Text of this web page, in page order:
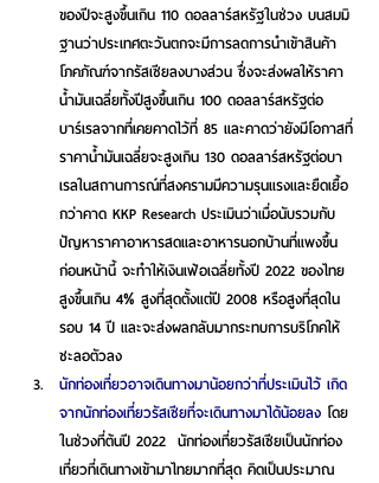
ของปีจะสูงขึ้นเกิน 110 ดอลลาร์สหรัฐในช่วง บนสมมิ
ฐานว่าประเทศตะวันตกจะมีการลดการนำเข้าสินค้า
โภคภัณฑ์จากรัสเซียลงบางส่วน ซึ่งจะส่งผลให้ราคา
น้ำมันเฉลี่ยทั้งปีสูงขึ้นเกิน 100 ดอลลาร์สหรัฐต่อ
บาร์เรลจากที่เคยคาดไว้ที่ 85 และคาดว่ายังมีโอกาสที่
ราคาน้ำมันเฉลี่ยจะสูงเกิน 130 ดอลลาร์สหรัฐต่อบา
เรลในสถานการณ์ที่สงครามมีความรุนแรงและยืดเยื้อ
กว่าคาด KKP Research ประเมินว่าเมื่อนับรวมกับ
ปัญหาราคาอาหารสดและอาหารนอกบ้านที่แพงขึ้น
ก่อนหน้านี้ จะทำให้เงินเฟ้อเฉลี่ยทั้งปี 2022 ของไทย
สูงขึ้นเกิน 4% สูงที่สุดตั้งแต่ปี 2008 หรือสูงที่สุดใน
รอบ 14 ปี และจะส่งผลกลับมากระทบการบริโภคให้
ชะลอตัวลง
นักท่องเที่ยวอาจเดินทางมาน้อยกว่าที่ประเมินไว้ เกิด
จากนักท่องเที่ยวรัสเซียที่จะเดินทางมาได้น้อยลง โดย
ในช่วงที่ต้นปี 2022  นักท่องเที่ยวรัสเซียเป็นนักท่อง
เที่ยวที่เดินทางเข้ามาไทยมากที่สุด คิดเป็นประมาณ